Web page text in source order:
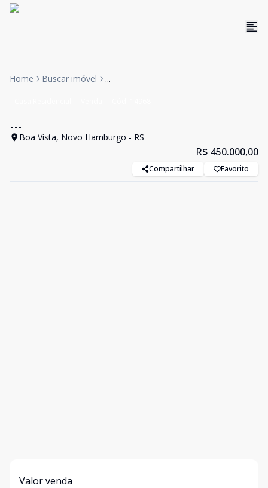
Home Buscar imóvel ...
...
Boa Vista, Novo Hamburgo - RS
R$ 450.000,00
Compartilhar Favorito
Valor venda